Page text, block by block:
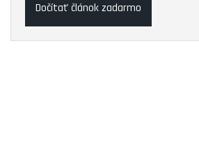
Dočítať článok zadarmo